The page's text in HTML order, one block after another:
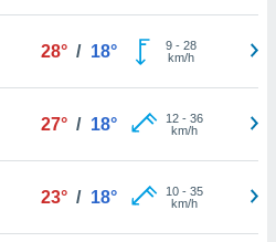
28° / 18° 9- 28
km/h
27° / 18° 12- 36
km/h
23° / 18° 10- 35
km/h